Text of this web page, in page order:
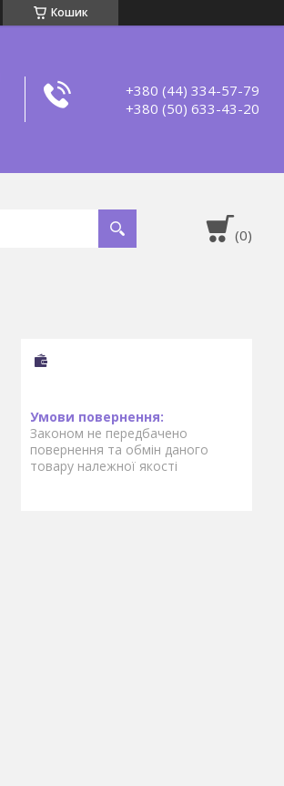
Кошик
+380 (44) 334-57-79
+380 (50) 633-43-20
Законом не передбачено
повернення та обмін даного
товару належної якості